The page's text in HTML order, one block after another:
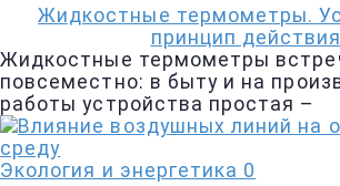
Жидкостные термометры.
принцип
Жидкостные термометры
повсеместно: в быту и на
работы устройства простая –
Экология и энергетика 0